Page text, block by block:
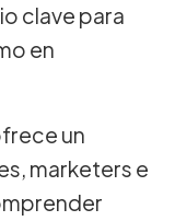
clave para
en
un
marketers e